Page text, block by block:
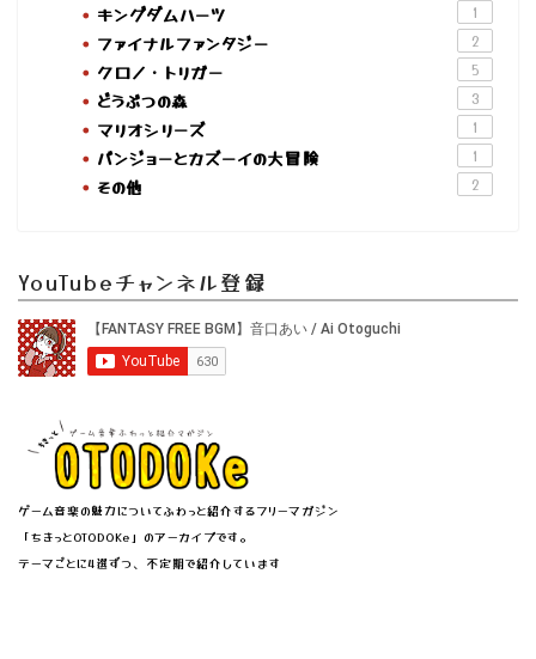
キングダムハーツ 1
ファイナルファンタジー 2
クロノ・トリガー 5
どうぶつの森 3
マリオシリーズ 1
バンジョーとカズーイの大冒険 1
その他 2
YouTubeチャンネル登録
ゲーム音楽の魅力についてふわっと紹介するフリーマガジン
「ちきっとOTODOKe」のアーカイブです。
テーマごとに4選ずつ、不定期で紹介しています